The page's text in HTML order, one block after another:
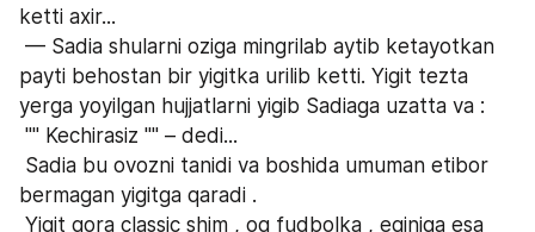
ketti axir...
payti behostan bir yigitka urilib ketti. Yigit tezta
yerga yoyilgan hujjatlarni yigib Sadiaga uzatta va :
"" Kechirasiz "" – dedi...
bermagan yigitga qaradi .